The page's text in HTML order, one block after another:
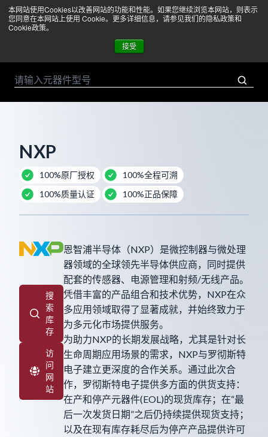
本网站使用Cookies以改善网站的功能和性能。如果您继续浏览本网站，则表示
您同意在本网站上使用 Cookie。更多详细信息，请参见我们的隐私政策和
Cookie政策。
接受
菜单
NXP
100%原厂授权
100%全程可溯
100%质量认证
100%正品保障
搜
索
库
存
访
问
网
站
恩智浦半导体（NXP）是微控制器与微处理
器领域的全球领先半导体供应商，同时提供
配套的传感器、电源管理和射频/无线产品。
凭借丰富的产品组合和技术优势，NXP在众
多应用领域取得了显著成就，并始终致力于
为多元化市场提供服务。
为助力NXP的长期发展战略，尤其是针对长
生命周期应用场景的需求，NXP与罗彻斯特
电子建立更深度的合作关系。通过此次合
作，罗彻斯特电子提供多方面的供货支持：
在产和停产元器件(EOL)的现货库存；在“最
后一次发货日期”之后仍持续提供现货支持；
以及在现有库存耗尽后为停产产品提供许可